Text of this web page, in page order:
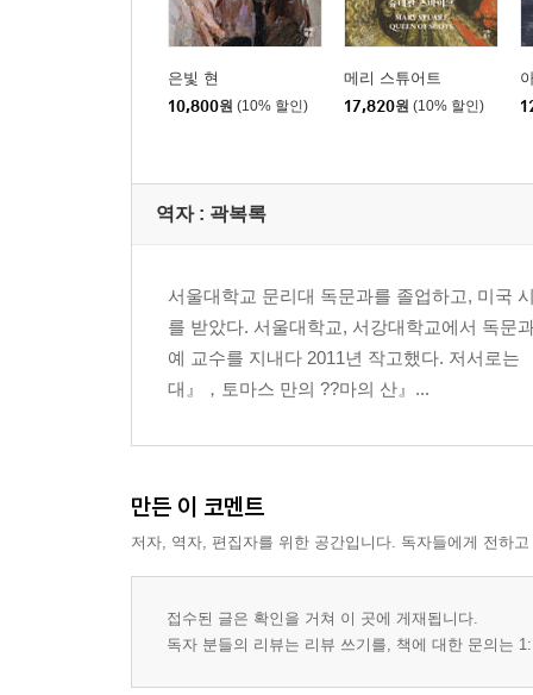
은빛 현
10,800원 (10% 할인)
메리 스튜어트
17,820원 (10% 할인)
역자 : 곽복록
서울대학교 문리대 독문과를 졸업하고, 미국
를 받았다. 서울대학교, 서강대학교에서 독문
예 교수를 지내다 2011년 작고했다. 저서로
대』，토마스 만의 ??마의 산』...
만든 이 코멘트
저자, 역자, 편집자를 위한 공간입니다. 독자들에게 전하
접수된 글은 확인을 거쳐 이 곳에 게재됩니다.
독자 분들의 리뷰는 리뷰 쓰기를, 책에 대한 문의는